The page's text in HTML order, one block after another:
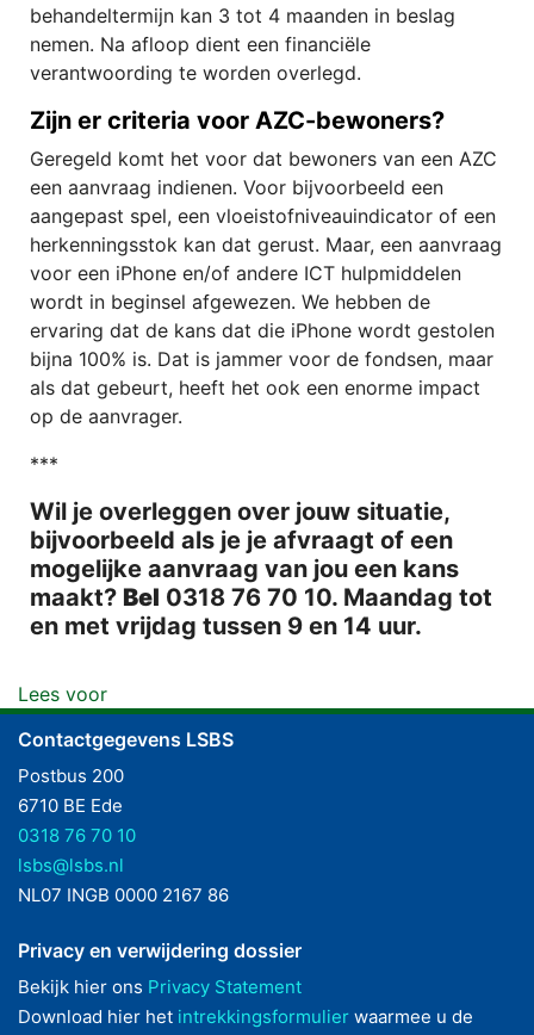
behandeltermijn kan 3 tot 4 maanden in beslag
nemen. Na afloop dient een financiële
verantwoording te worden overlegd.
Zijn er criteria voor AZC-bewoners?
Geregeld komt het voor dat bewoners van een AZC
een aanvraag indienen. Voor bijvoorbeeld een
aangepast spel, een vloeistofniveauindicator of een
herkenningsstok kan dat gerust. Maar, een aanvraag
voor een iPhone en/of andere ICT hulpmiddelen
wordt in beginsel afgewezen. We hebben de
ervaring dat de kans dat die iPhone wordt gestolen
bijna 100% is. Dat is jammer voor de fondsen, maar
als dat gebeurt, heeft het ook een enorme impact
op de aanvrager.
***
Wil je overleggen over jouw situatie,
bijvoorbeeld als je je afvraagt of een
mogelijke aanvraag van jou een kans
maakt? Bel 0318 76 70 10. Maandag tot
en met vrijdag tussen 9 en 14 uur.
Lees voor
Contactgegevens LSBS
Postbus 200
6710 BE Ede
0318 76 70 10
lsbs@lsbs.nl
NL07 INGB 0000 2167 86
Privacy en verwijdering dossier
Bekijk hier ons Privacy Statement
Download hier het intrekkingsformulier waarmee u de